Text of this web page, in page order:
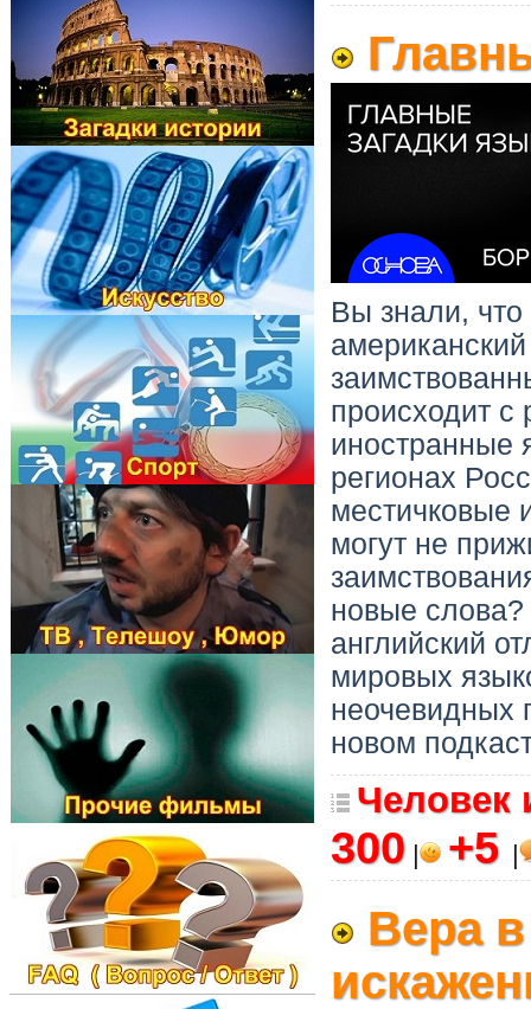
Вы знали, что
происходит с
иностранные
регионах
местичковые
могут не
новые
английский
мировых
неочевидных
новом
Человек
300 +5
Вера